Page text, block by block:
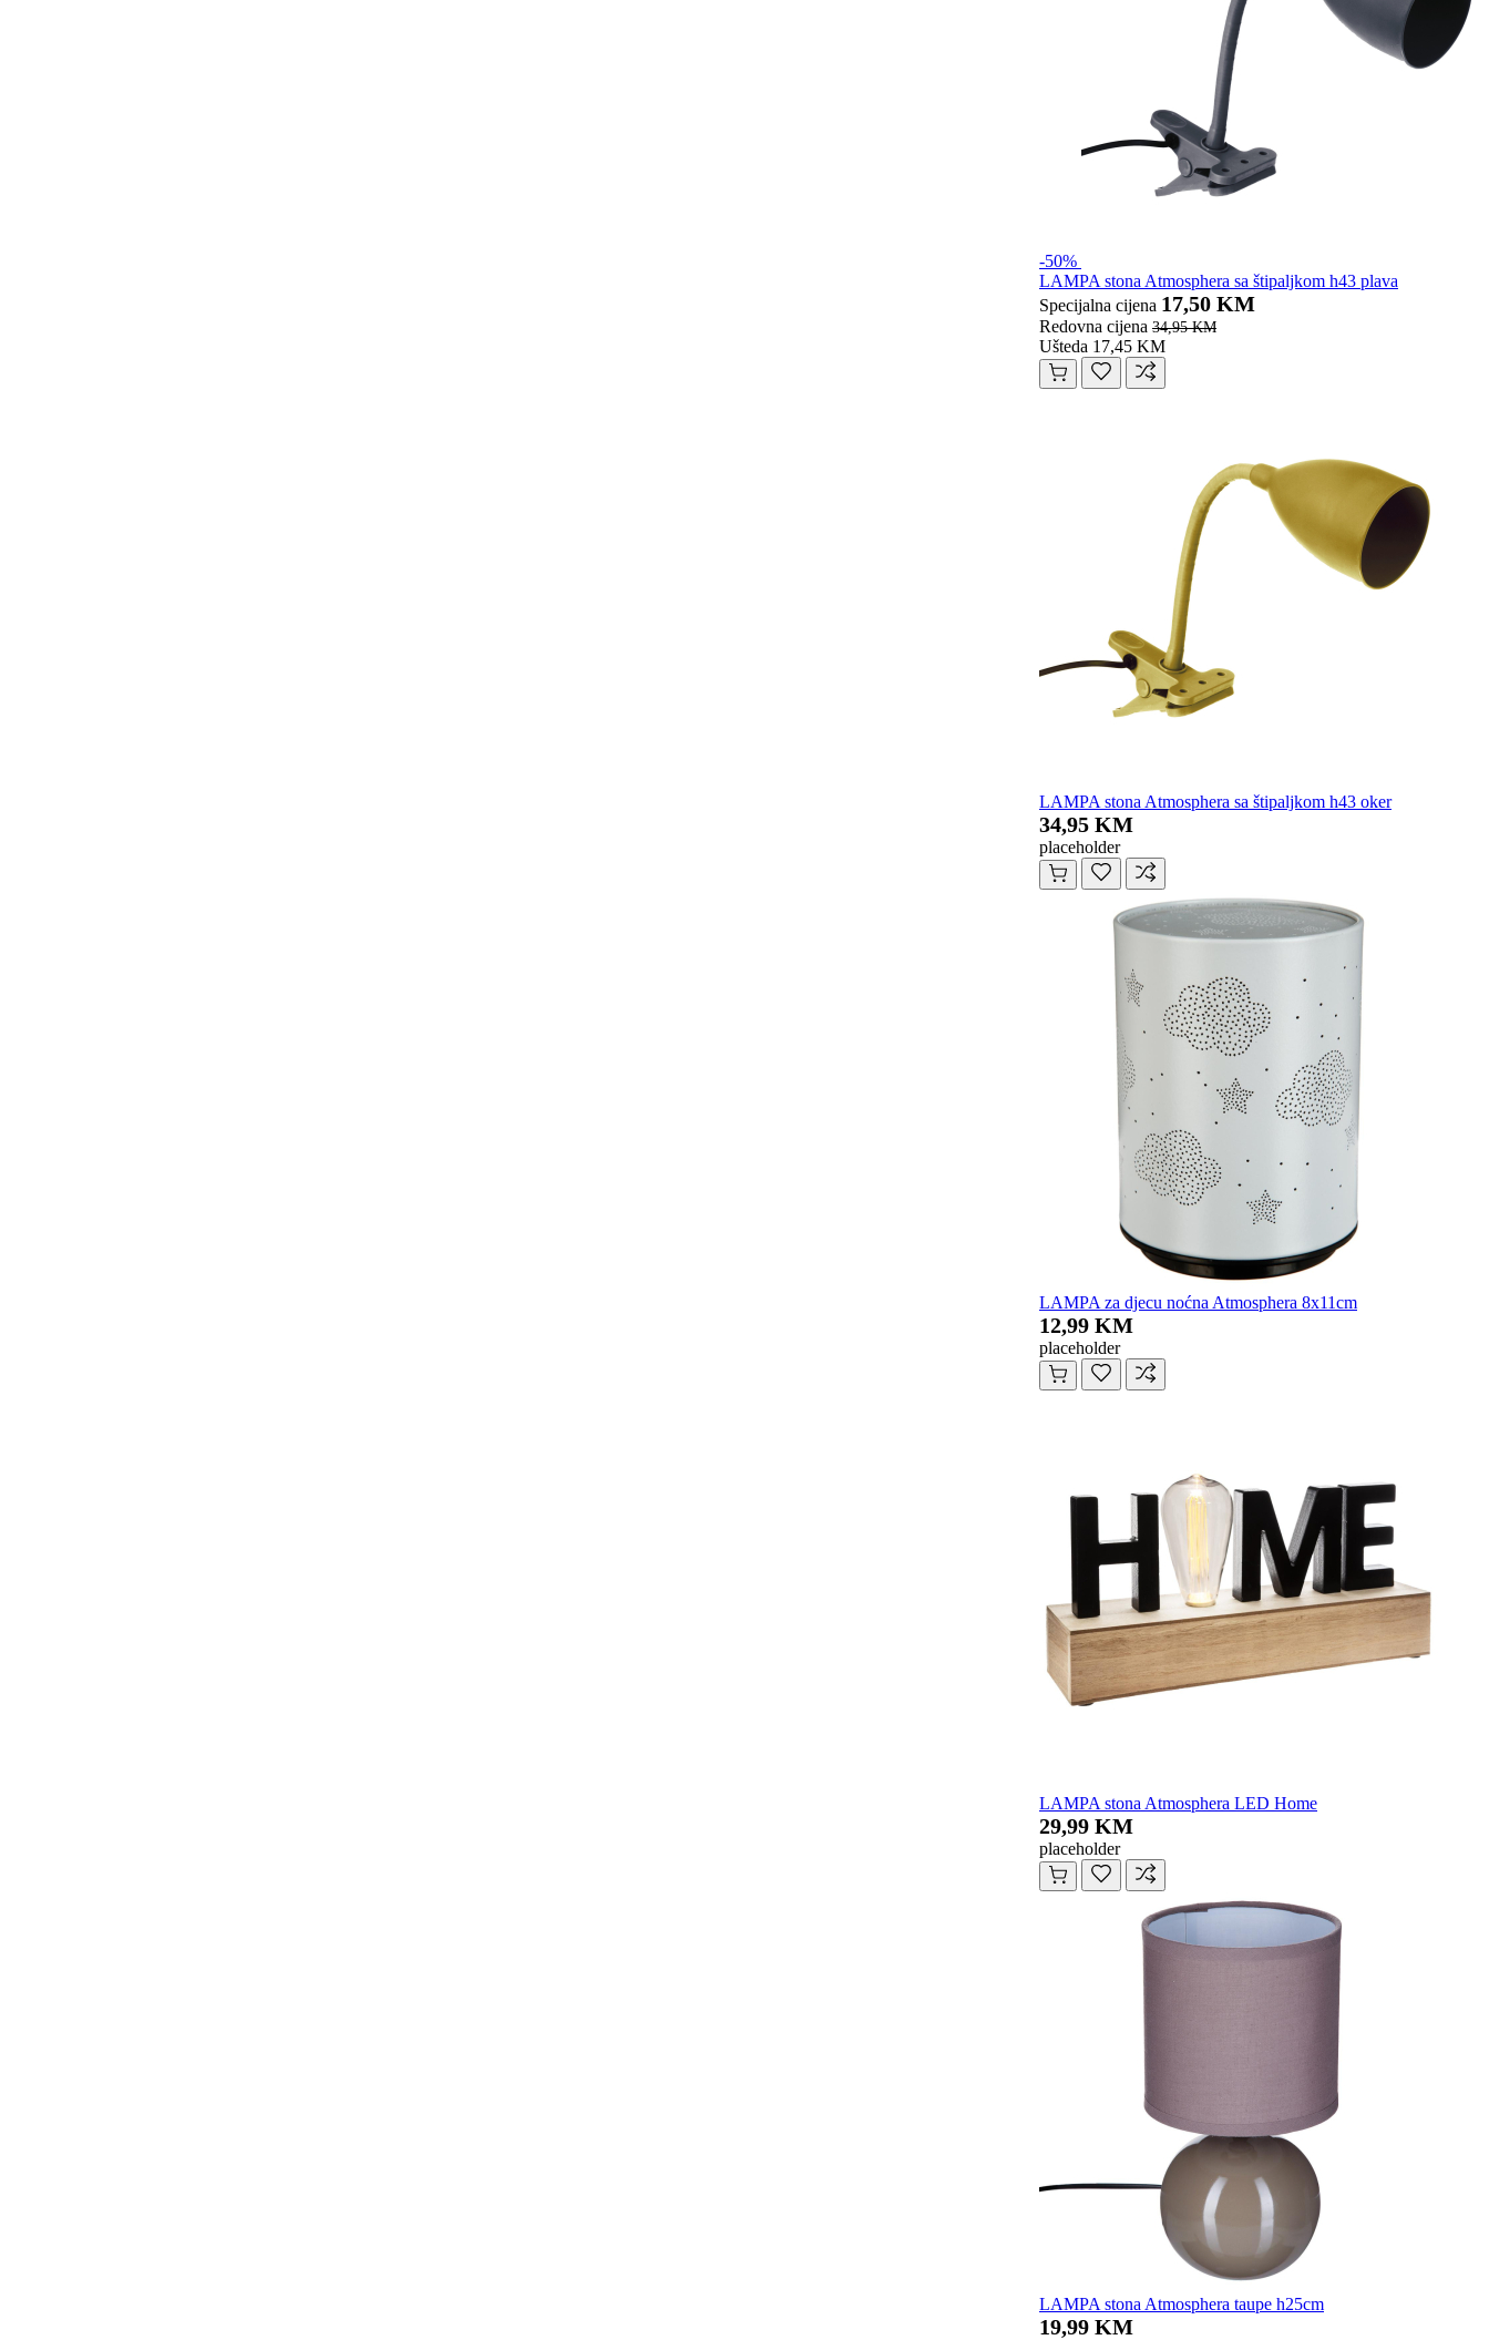
-50%
LAMPA stona Atmosphera sa štipaljkom h43 plava
Specijalna cijena 17,50 KM
Redovna cijena 34,95 KM
Ušteda 17,45 KM
LAMPA stona Atmosphera sa štipaljkom h43 oker
34,95 KM
placeholder
LAMPA za djecu noćna Atmosphera 8x11cm
12,99 KM
placeholder
LAMPA stona Atmosphera LED Home
29,99 KM
placeholder
LAMPA stona Atmosphera taupe h25cm
19,99 KM